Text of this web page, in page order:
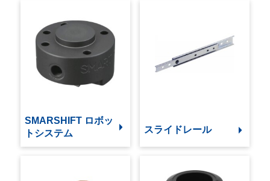
SMARSHIFT ロボッ
トシステム
スライドレール